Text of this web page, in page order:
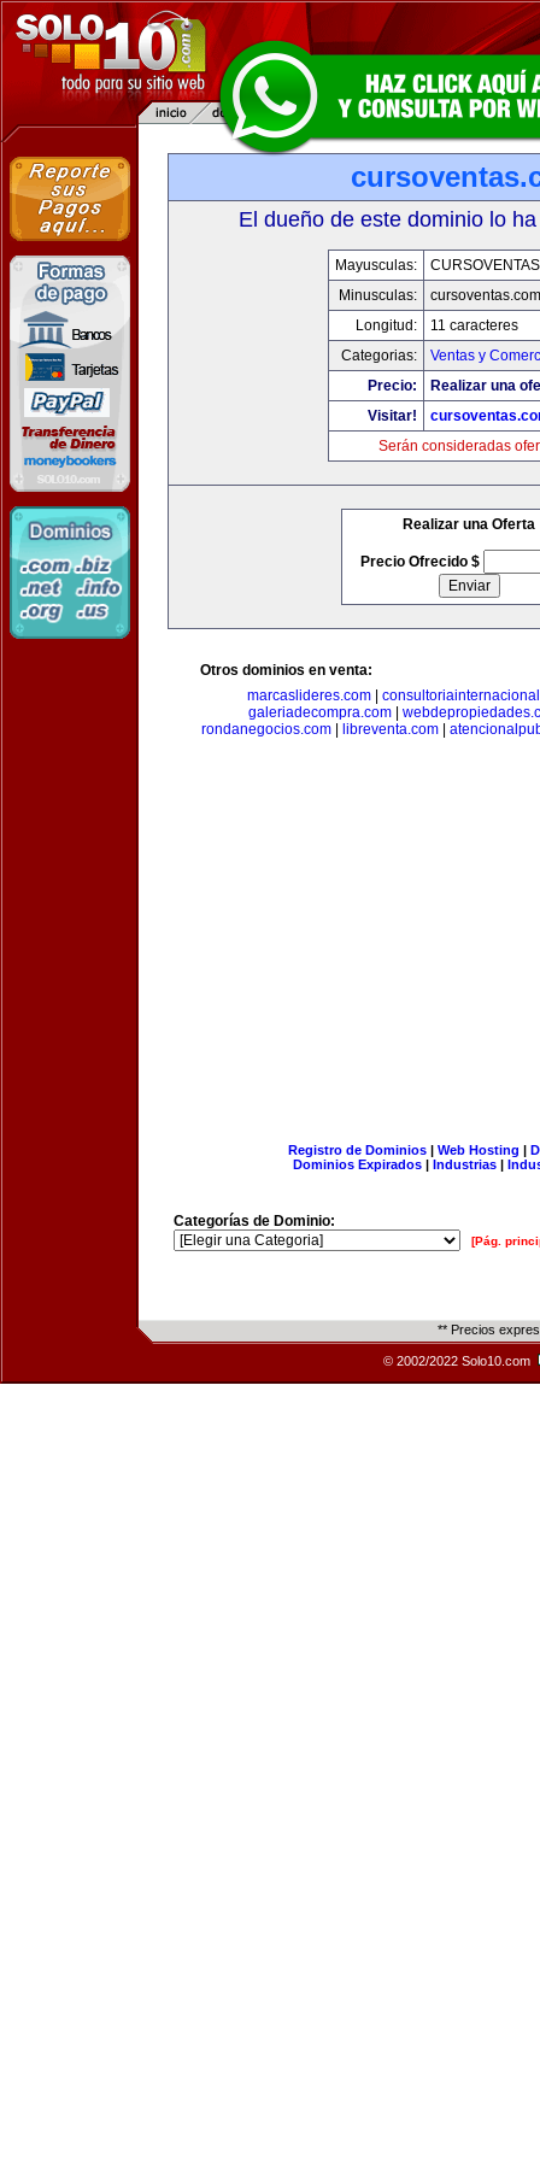
El dueño de este dominio lo
Mayusculas:
Minusculas:
cursoventas.com
Longitud:
11 caracteres
Categorias:
Ventas y
Precio:
Realizar una
Visitar!
Serán consideradas
Realizar una Oferta
Precio Ofrecido $
Otros dominios en venta:
marcaslideres.com
galeriadecompra.com|
rondanegocios.com
libreventa.com
Registro de Dominios| Web Hosting |
Dominios Expirados | Industrias |
Categorías de Dominio:
[Pág.
** Precios
© 2002/2022 Solo10.com